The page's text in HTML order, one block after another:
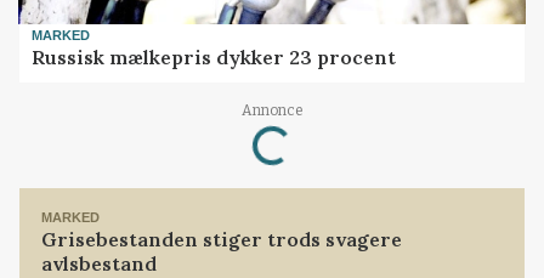
MARKED
Russisk mælkepris dykker 23 procent
Annonce
Loading...
MARKED
Grisebestanden stiger trods svagere
avlsbestand